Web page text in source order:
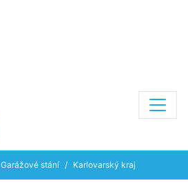
Garážové stání Karlovarský kraj